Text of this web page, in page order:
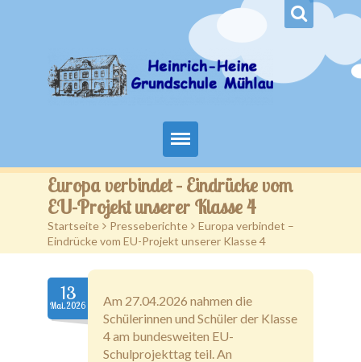
Start
Aktuelles
Schuljahr 2026/27
Anmeldung
Europa verbindet – Eindrücke vom
EU-Projekt unserer Klasse 4
Startseite > Presseberichte > Europa verbindet –
Eindrücke vom EU-Projekt unserer Klasse 4
13
Mai.2026
Am 27.04.2026 nahmen die
Schülerinnen und Schüler der Klasse
4 am bundesweiten EU-
Schulprojekttag teil. An